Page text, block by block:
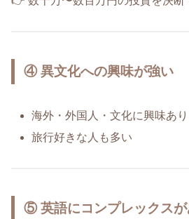
④ 異文化への興味が強い
海外・外国人・文化に興味あり
旅行好きな人も多い
⑤ 英語にコンプレックス